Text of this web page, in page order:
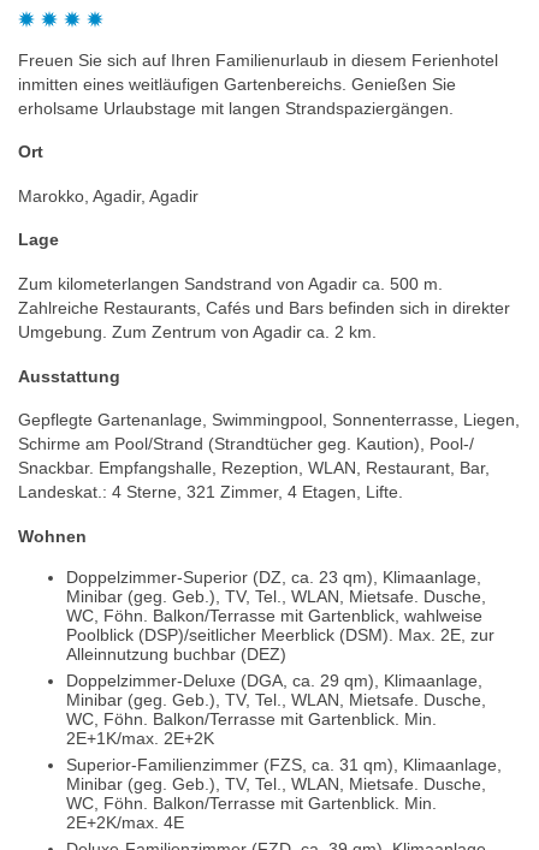
Freuen Sie sich auf Ihren Familienurlaub in diesem Ferienhotel
inmitten eines weitläufigen Gartenbereichs. Genießen Sie
erholsame Urlaubstage mit langen Strandspaziergängen.
Ort
Marokko, Agadir, Agadir
Lage
Zum kilometerlangen Sandstrand von Agadir ca. 500 m.
Zahlreiche Restaurants, Cafés und Bars befinden sich in direkter
Umgebung. Zum Zentrum von Agadir ca. 2 km.
Ausstattung
Gepflegte Gartenanlage, Swimmingpool, Sonnenterrasse, Liegen,
Schirme am Pool/Strand (Strandtücher geg. Kaution), Pool-/
Snackbar. Empfangshalle, Rezeption, WLAN, Restaurant, Bar,
Landeskat.: 4 Sterne, 321 Zimmer, 4 Etagen, Lifte.
Wohnen
Doppelzimmer-Superior (DZ, ca. 23 qm), Klimaanlage,
Minibar (geg. Geb.), TV, Tel., WLAN, Mietsafe. Dusche,
WC, Föhn. Balkon/Terrasse mit Gartenblick, wahlweise
Poolblick (DSP)/seitlicher Meerblick (DSM). Max. 2E, zur
Alleinnutzung buchbar (DEZ)
Doppelzimmer-Deluxe (DGA, ca. 29 qm), Klimaanlage,
Minibar (geg. Geb.), TV, Tel., WLAN, Mietsafe. Dusche,
WC, Föhn. Balkon/Terrasse mit Gartenblick. Min.
2E+1K/max. 2E+2K
Superior-Familienzimmer (FZS, ca. 31 qm), Klimaanlage,
Minibar (geg. Geb.), TV, Tel., WLAN, Mietsafe. Dusche,
WC, Föhn. Balkon/Terrasse mit Gartenblick. Min.
2E+2K/max. 4E